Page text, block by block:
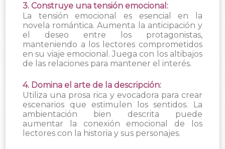
3. Construye una tensión emocional:
La tensión emocional es esencial en la
novela romántica. Aumenta la anticipación y
el deseo entre los protagonistas,
manteniendo a los lectores comprometidos
en su viaje emocional. Juega con los altibajos
de las relaciones para mantener el interés.
4. Domina el arte de la descripción:
Utiliza una prosa rica y evocadora para crear
escenarios que estimulen los sentidos. La
ambientación bien descrita puede
aumentar la conexión emocional de los
lectores con la historia y sus personajes.